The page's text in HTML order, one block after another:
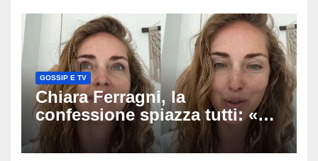
GOSSIP E TV
Chiara Ferragni, la
confessione spiazza tutti: «Un
mio ex voleva che mi rifacessi
il seno». Poi svela i ritocchi di